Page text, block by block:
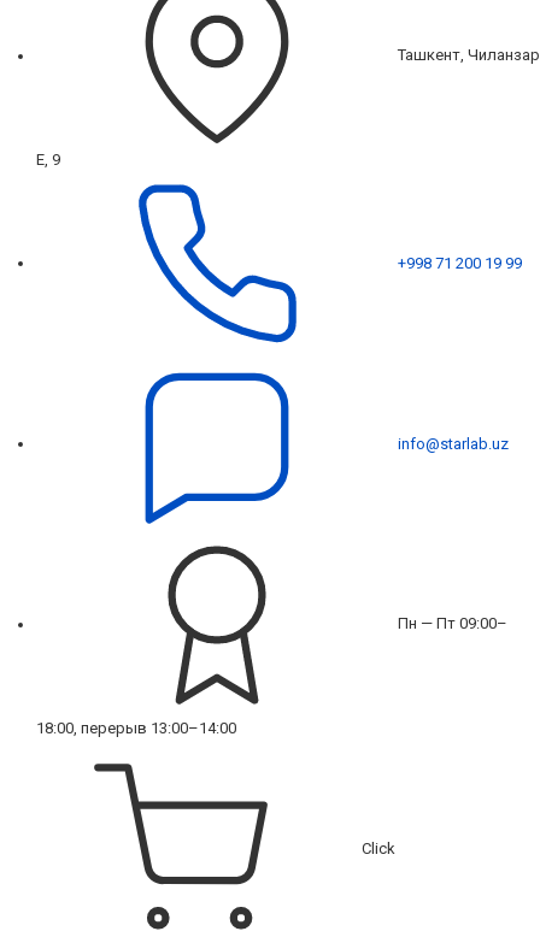
Ташкент, Чиланзар
Е, 9
+998 71 200 19 99
info@starlab.uz
Пн — Пт 09:00–
18:00, перерыв 13:00–14:00
Click